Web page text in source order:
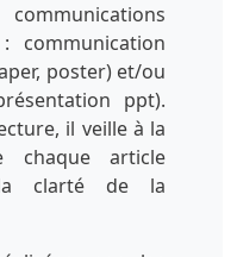
communication
poster) et/ou
ppt).
il veille à la
chaque article
clarté de la